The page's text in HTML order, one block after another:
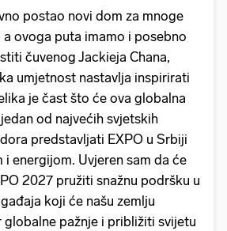
postao novi dom za mnoge
a ovoga puta imamo i posebno
čuvenog Jackieja Chana,
umjetnost nastavlјa inspirirati
je čast što će ova globalna
od najvećih svjetskih
predstavlјati EXPO u Srbiji
energijom. Uvjeren sam da će
2027 pružiti snažnu podršku u
koji će našu zemlјu
pažnje i približiti svijetu